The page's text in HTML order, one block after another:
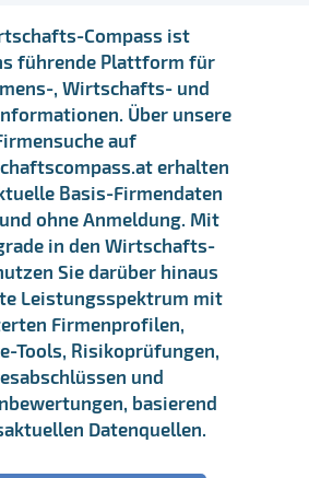
Compass ist
führende Plattform für
, Wirtschafts- und
Über unsere
auf
erhalten
Basis-Firmendaten
ohne Anmeldung. Mit
in den Wirtschafts-
Sie darüber hinaus
Leistungsspektrum mit
Firmenprofilen,
Tools, Risikoprüfungen,
und
basierend
Datenquellen.